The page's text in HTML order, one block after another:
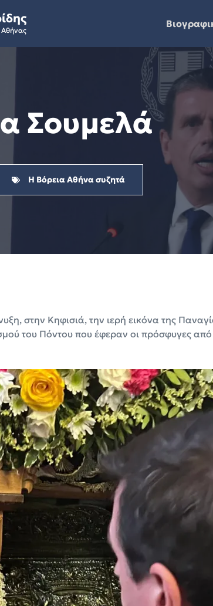
Αθήνας
Σουμελά
Η Βόρεια Αθήνα συζητά
στην Κηφισιά, την ιερή εικόνα της
του Πόντου που έφεραν οι πρόσφυγες από